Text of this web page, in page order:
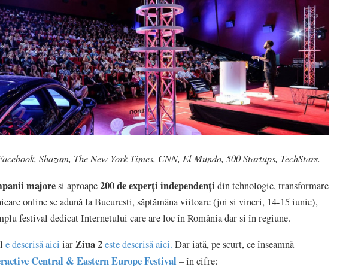
Shazam, The New York Times, CNN, El Mundo, 500 Startups, TechStars.
majoresi aproape200 de experți independenți din tehnologie, transformare
online se adună la Bucuresti, săptămâna viitoare (joi si vineri, 14-15 iunie),
festival dedicat Internetului care are loc în România dar si în regiune.
e descrisă aici iarZiua 2este descrisă aici. Dar iată, pe scurt, ce înseamnă
Central & Eastern Europe Festival – în cifre: